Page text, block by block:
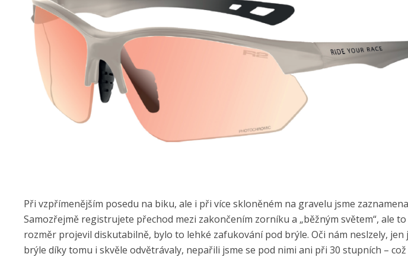
Při vzpřímenějším posedu na biku, ale i při více skloněném na gravelu jsme
Samozřejmě registrujete přechod mezi zakončením zorníku a „běžným světem“, ale
rozměr projevil diskutabilně, bylo to lehké zafukování pod brýle. Oči nám neslzely,
brýle díky tomu i skvěle odvětrávaly, nepařili jsme se pod nimi ani při 30 stupních –